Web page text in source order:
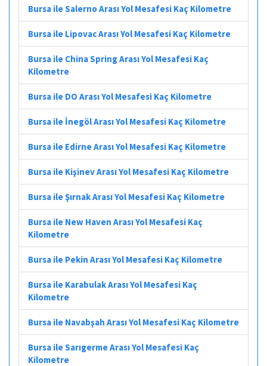
Bursa ile Salerno Arası Yol Mesafesi Kaç Kilometre
Bursa ile Lipovac Arası Yol Mesafesi Kaç Kilometre
Bursa ile China Spring Arası Yol Mesafesi Kaç
Kilometre
Bursa ile DO Arası Yol Mesafesi Kaç Kilometre
Bursa ile İnegöl Arası Yol Mesafesi Kaç Kilometre
Bursa ile Edirne Arası Yol Mesafesi Kaç Kilometre
Bursa ile Kişinev Arası Yol Mesafesi Kaç Kilometre
Bursa ile Şırnak Arası Yol Mesafesi Kaç Kilometre
Bursa ile New Haven Arası Yol Mesafesi Kaç
Kilometre
Bursa ile Pekin Arası Yol Mesafesi Kaç Kilometre
Bursa ile Karabulak Arası Yol Mesafesi Kaç
Kilometre
Bursa ile Navabşah Arası Yol Mesafesi Kaç Kilometre
Bursa ile Sarıgerme Arası Yol Mesafesi Kaç
Kilometre